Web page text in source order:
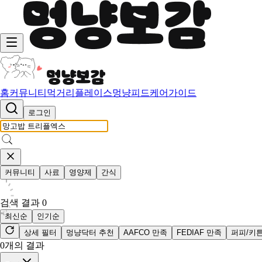
홈커뮤니티 먹거리 플레이스멍냥피드케어가이드
로그인
커뮤니티 사료 영양제 간식
검색 결과 0
최신순
인기순
상세 필터
멍냥닥터 추천 AAFCO 만족 FEDIAF 만족 퍼피/키
0개의 결과